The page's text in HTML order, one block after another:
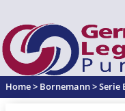
Home> Bornemann>Serie